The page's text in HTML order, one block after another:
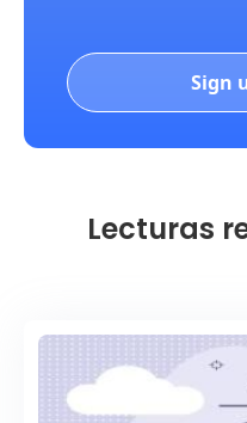
Sign
Lecturas